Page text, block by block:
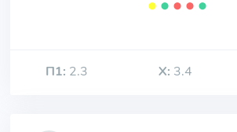
⬤ ⬤ ⬤ ⬤ ⬤
П1: 2.3 Х: 3.4